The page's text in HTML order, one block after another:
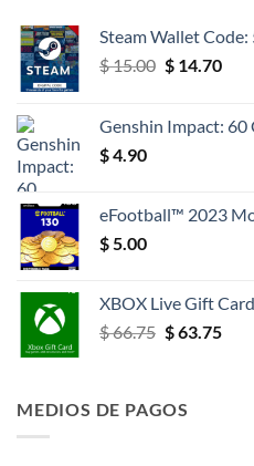
Steam Wallet Code:
$15.00 El
era:
$14.70El
es:
Genshin Impact: 60
$4.90
eFootball™ 2023
$5.00
XBOX Live Gift
$66.75 El
era:
$63.75El
MEDIOS DE PAGOS